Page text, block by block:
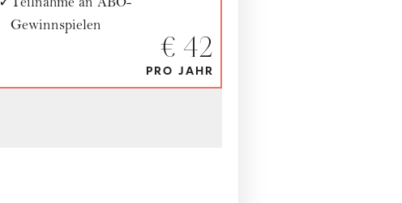
Teilnahme an ABO-
Gewinnspielen
€ 42
PRO JAHR